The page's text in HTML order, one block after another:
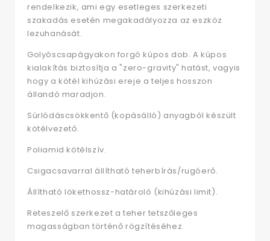
rendelkezik, ami egy esetleges szerkezeti
szakadás esetén megakadályozza az eszköz
lezuhanását.
Golyóscsapágyakon forgó kúpos dob. A kúpos
kialakítás biztosítja a "zero-gravity" hatást, vagyis
hogy a kötél kihúzási ereje a teljes hosszon
állandó maradjon.
Súrlódáscsökkentő (kopásálló) anyagból készült
kötélvezető.
Poliamid kötélszív.
Csigacsavarral állítható teherbírás/rugóerő.
Állítható lökethossz-határoló (kihúzási limit).
Reteszelő szerkezet a teher tetszőleges
magasságban történő rögzítéséhez.